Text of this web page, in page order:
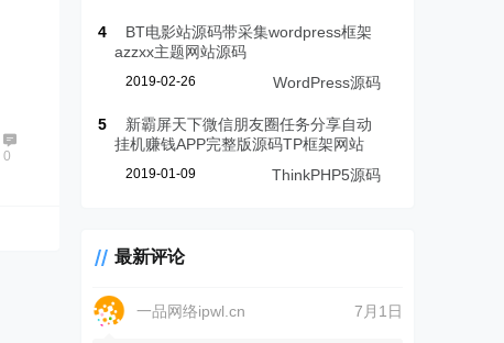
0
4
BT电影站源码带采集wordpress框架
azzxx主题网站源码
2019-02-26 WordPress源码
5
新霸屏天下微信朋友圈任务分享自动
挂机赚钱APP完整版源码TP框架网站
2019-01-09 ThinkPHP5源码
最新评论
一品网络ipwl.cn 7月1日